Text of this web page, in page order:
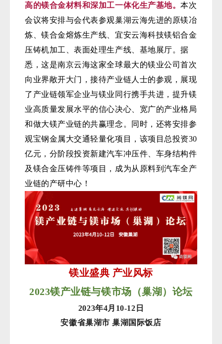
高的镁合金材料和深加工一体化生产基地。本次
会议将安排与会代表参观巢湖云海先进的原镁冶
炼、镁合金熔炼生产线、宜安云海科技镁铝合金
压铸机加工、表面处理生产线、基地展厅。据
悉，这是南京云海这家全球最大的镁业公司首次
向业界敞开大门，接待产业链人士的参观，展现
了产业链领军企业与镁业同行携手共进，提升镁
业高质量发展水平的信心决心、宽广的产业格局
和做大镁产业链的共赢理念。同时，还将安排参
观宝钢金属大交通轻量化项目，该项目总投资30
亿元，分阶段投资新建汽车冲压件、车身结构件
及镁合金压铸件等项目，成为从原料到汽车全产
业链的产研中心！
镁业盛典 产业风标
2023镁产业链与镁市场（巢湖）论坛
2023年4月 10-12 日
安徽省巢湖市 巢湖国际饭 店